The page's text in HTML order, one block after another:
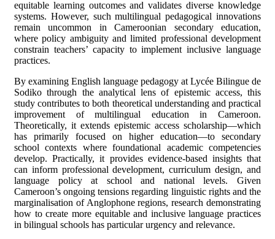
equitable learning outcomes and validates diverse knowledge
systems. However, such multilingual pedagogical innovations
remain uncommon in Cameroonian secondary education,
where policy ambiguity and limited professional development
constrain teachers’ capacity to implement inclusive language
practices.
By examining English language pedagogy at Lycée Bilingue de
Sodiko through the analytical lens of epistemic access, this
study contributes to both theoretical understanding and practical
improvement of multilingual education in Cameroon.
Theoretically, it extends epistemic access scholarship—which
has primarily focused on higher education—to secondary
school contexts where foundational academic competencies
develop. Practically, it provides evidence-based insights that
can inform professional development, curriculum design, and
language policy at school and national levels. Given
Cameroon’s ongoing tensions regarding linguistic rights and the
marginalisation of Anglophone regions, research demonstrating
how to create more equitable and inclusive language practices
in bilingual schools has particular urgency and relevance.